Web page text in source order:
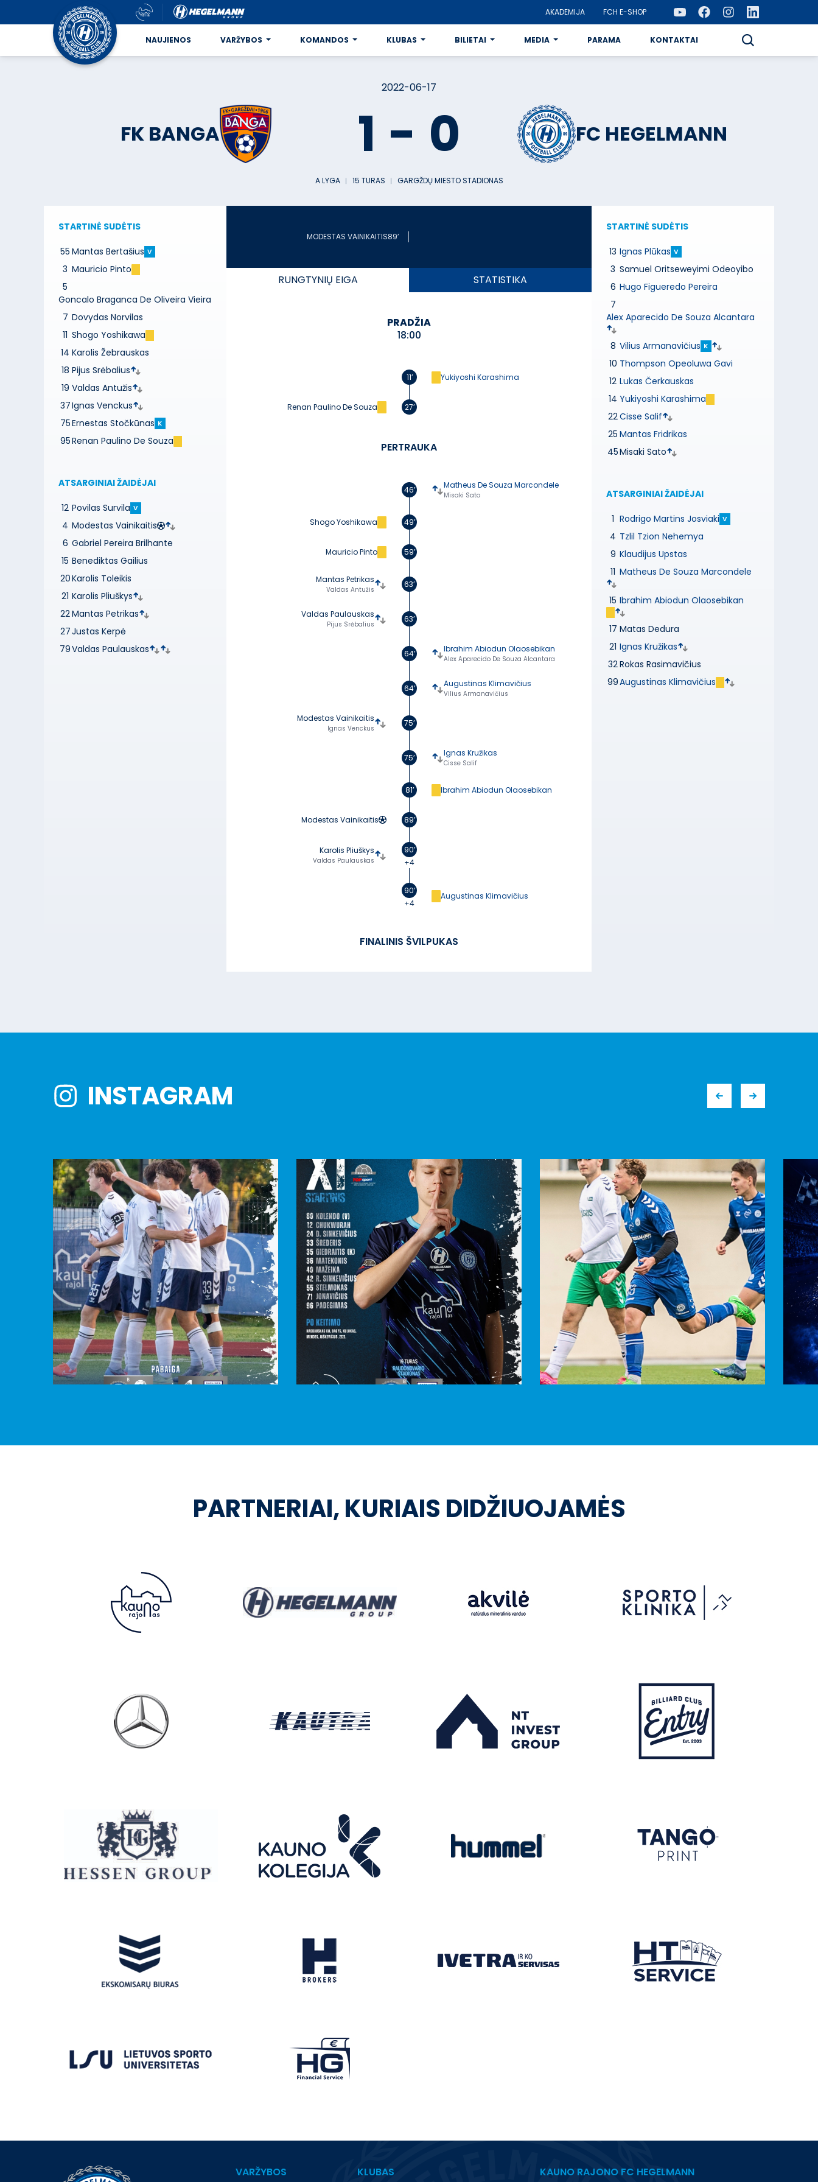
NAUJIENOS VARŽYBOS KOMANDOS KLUBAS BILIETAI MEDIA PARAMA KONTAKTAI
AKADEMIJA FCH E-SHOP
2022-06-17
FK BANGA 1 - 0 FC HEGELMANN
A LYGA ︱ 15 TURAS ︱ GARGŽDŲ MIESTO STADIONAS
STARTINĖ SUDĖTIS
55 Mantas Bertašius V
3 Mauricio Pinto
5
Goncalo Braganca De Oliveira Vieira
7 Dovydas Norvilas
11 Shogo Yoshikawa
14 Karolis Žebrauskas
18 Pijus Srėbalius
19 Valdas Antužis
37Ignas Venckus
75Ernestas Stočkūnas K
95Renan Paulino De Souza
ATSARGINIAI ŽAIDĖJAI
12 Povilas Survila V
4 Modestas Vainikaitis
6 Gabriel Pereira Brilhante
15 Benediktas Gailius
20Karolis Toleikis
21 Karolis Pliuškys
22Mantas Petrikas
27Justas Kerpė
79Valdas Paulauskas
MODESTAS VAINIKAITIS89’
RUNGTYNIŲ EIGA STATISTIKA
PRADŽIA
18:00
11’ Yukiyoshi Karashima
Renan Paulino De Souza 27’
PERTRAUKA
46’ Matheus De Souza Marcondele
Misaki Sato
Shogo Yoshikawa 49’
Mauricio Pinto 59’
Mantas Petrikas
Valdas Antužis
63’
Valdas Paulauskas
Pijus Srėbalius
63’
64’ Ibrahim Abiodun Olaosebikan
Alex Aparecido De Souza Alcantara
64’ Augustinas Klimavičius
Vilius Armanavičius
Modestas Vainikaitis
Ignas Venckus
75’
75’ Ignas Kružikas
Cisse Salif
81’ Ibrahim Abiodun Olaosebikan
Modestas Vainikaitis 89’
Karolis Pliuškys
Valdas Paulauskas
90’
+4
90’
+4
Augustinas Klimavičius
FINALINIS ŠVILPUKAS
STARTINĖ SUDĖTIS
13 Ignas Plūkas V
3 Samuel Oritseweyimi Odeoyibo
6 Hugo Figueredo Pereira
7
Alex Aparecido De Souza Alcantara
8 Vilius Armanavičius K
10 Thompson Opeoluwa Gavi
12 Lukas Čerkauskas
14 Yukiyoshi Karashima
22Cisse Salif
25 Mantas Fridrikas
45Misaki Sato
ATSARGINIAI ŽAIDĖJAI
1 Rodrigo Martins Josviaki V
4 Tzlil Tzion Nehemya
9 Klaudijus Upstas
11 Matheus De Souza Marcondele
15 Ibrahim Abiodun Olaosebikan
17 Matas Dedura
21 Ignas Kružikas
32Rokas Rasimavičius
99Augustinas Klimavičius
INSTAGRAM
PARTNERIAI, KURIAIS DIDŽIUOJAMĖS
VARŽYBOS KLUBAS KAUNO RAJONO FC HEGELMANN